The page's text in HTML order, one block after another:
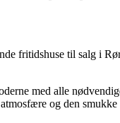
fritidshuse til salg i
med alle
og den smukke